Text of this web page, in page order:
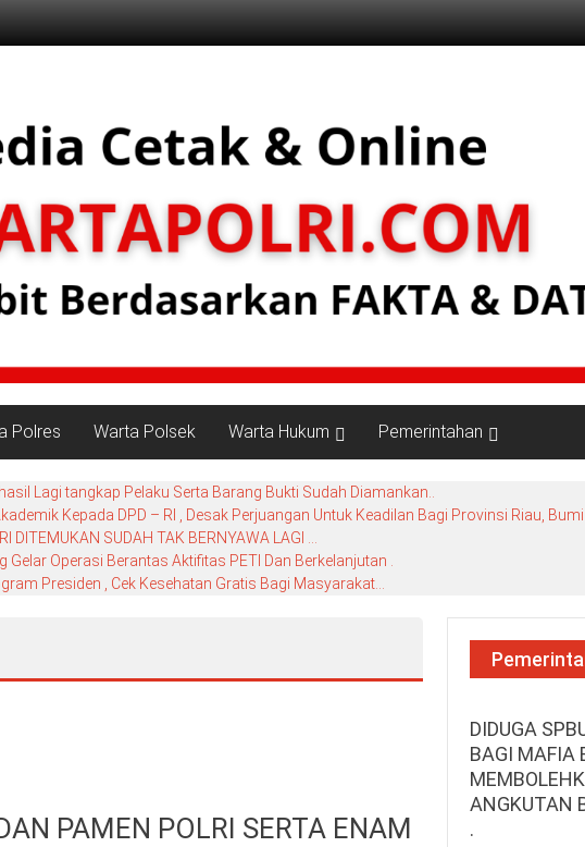
Polres Warta Polsek Warta Hukum Pemerintahan
Lagi tangkap Pelaku Serta Barang Bukti Sudah Diamankan..
Kepada DPD – RI , Desak Perjuangan Untuk Keadilan Bagi Provinsi Riau,
DITEMUKAN SUDAH TAK BERNYAWA LAGI …
Operasi Berantas Aktifitas PETI Dan Berkelanjutan .
Presiden , Cek Kesehatan Gratis Bagi Masyarakat…
PAMEN POLRI SERTA ENAM
DIDUGA
BAGI MAFIA
ANGKUTAN
.